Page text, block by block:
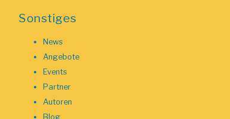
Sonstiges
News
Angebote
Events
Partner
Autoren
Blog